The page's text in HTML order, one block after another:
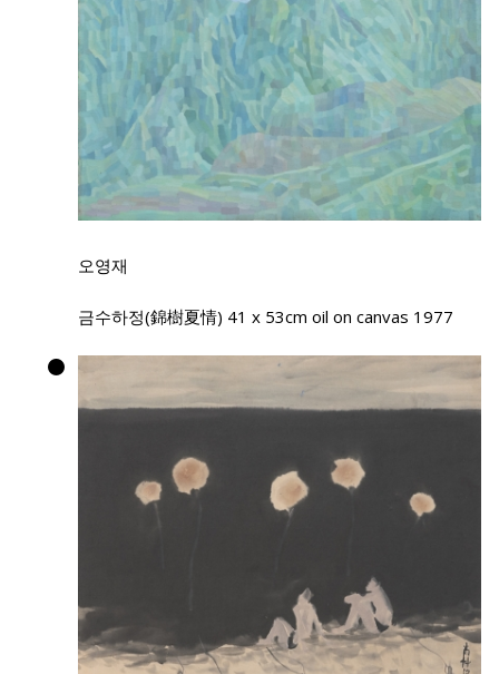
오영재
금수하정(錦樹夏情) 41 x 53cm oil on canvas 1977